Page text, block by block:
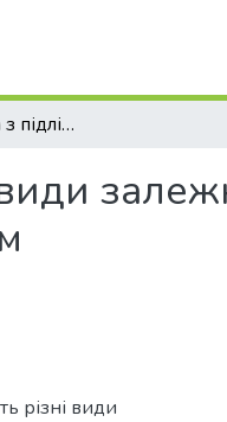
Соціальна робота з підлітками, які мають різні види залежностей: досвід та ефективність реабілітаційних програм
різні види